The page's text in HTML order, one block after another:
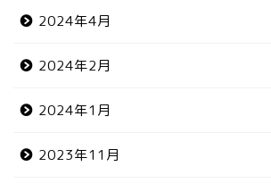
2024年4月
2024年2月
2024年1月
2023年11月